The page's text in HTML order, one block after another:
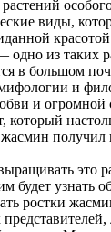
виды,
из таких
в большом
и
и огромной
который
получил
это
будет узнать
ростки